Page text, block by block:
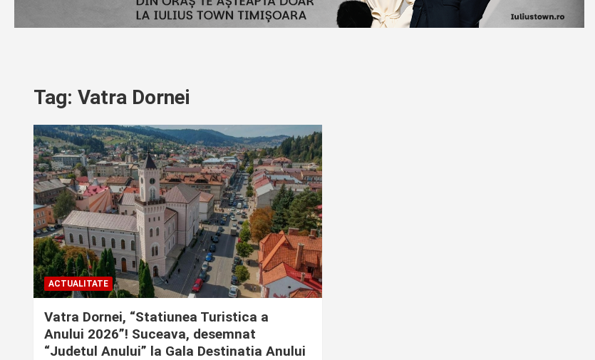
Tag: Vatra Dornei
ACTUALITATE
Vatra Dornei, “Statiunea Turistica a
Anului 2026”! Suceava, desemnat
“Judetul Anului” la Gala Destinatia Anului